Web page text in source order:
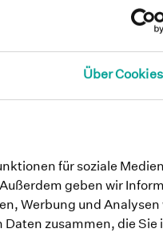
Über Cookies
für soziale Medien
geben wir
Werbung und Analysen
zusammen, die Sie